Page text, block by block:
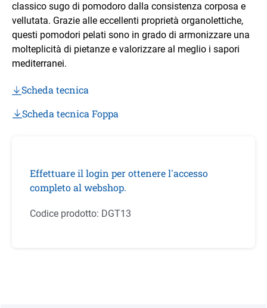
classico sugo di pomodoro dalla consistenza corposa e
vellutata. Grazie alle eccellenti proprietà organolettiche,
questi pomodori pelati sono in grado di armonizzare una
molteplicità di pietanze e valorizzare al meglio i sapori
mediterranei.
Scheda tecnica
Scheda tecnica Foppa
Effettuare il login per ottenere l'accesso
completo al webshop.
Codice prodotto: DGT13